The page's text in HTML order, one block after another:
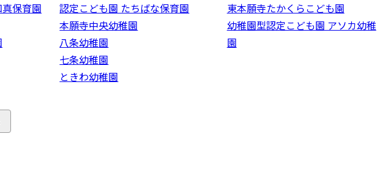
保育園
認定こども園 たちばな保育園
本願寺中央幼稚園
八条幼稚園
七条幼稚園
ときわ幼稚園
東本願寺たかくらこども園
幼稚園型認定こども園 アソカ幼稚
園